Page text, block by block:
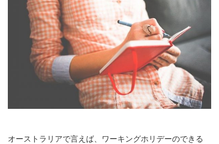
オーストラリアで言えば、ワーキングホリデーのできる